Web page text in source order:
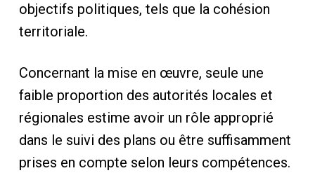
objectifs politiques, tels que la cohésion
territoriale.
Concernant la mise en œuvre, seule une
faible proportion des autorités locales et
régionales estime avoir un rôle approprié
dans le suivi des plans ou être suffisamment
prises en compte selon leurs compétences.